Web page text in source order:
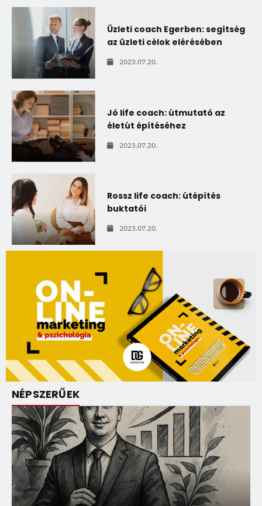
Üzleti coach Egerben: segítség
az üzleti célok elérésében
2023.07.20.
Jó life coach: útmutató az
életút építéséhez
2023.07.20.
Rossz life coach: útépítés
buktatói
2023.07.20.
NÉPSZERŰEK